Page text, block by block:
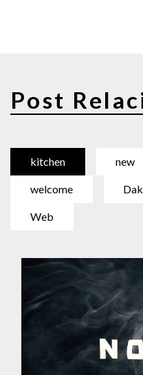
Post
kitchen new
welcome
Web